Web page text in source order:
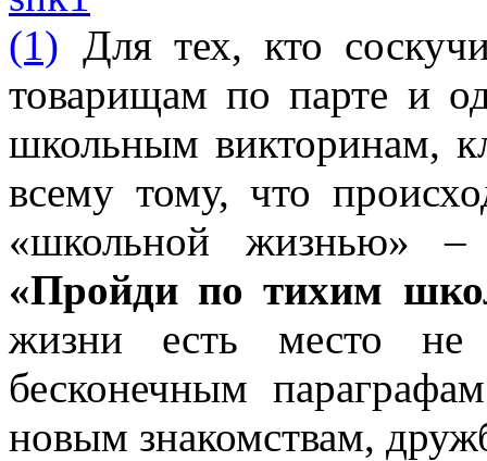
Для тех, кто
товарищам по парте и
школьным викторинам,
всему тому, что
«школьной жизнью»
«Пройди по тихим
жизни есть место не
бесконечным
новым знакомствам,